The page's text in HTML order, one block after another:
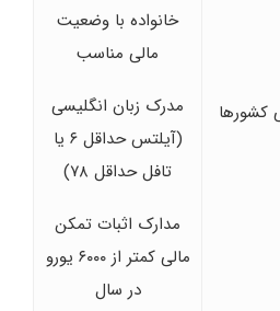
کشورها
خانواده با وضعیت
مالی مناسب
مدرک زبان انگلیسی
(آیلتس حداقل ۶ یا
تافل حداقل ۷۸)
مدارک اثبات تمکن
مالی کمتر از ۶۰۰۰ یورو
در سال